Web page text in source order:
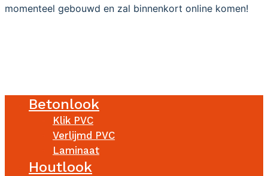
momenteel gebouwd en zal binnenkort online komen!
Betonlook
Klik PVC
Verlijmd PVC
Laminaat
Houtlook